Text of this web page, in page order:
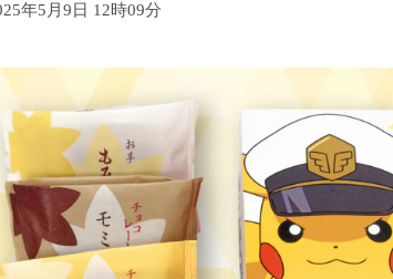
年5月9日 12時09分